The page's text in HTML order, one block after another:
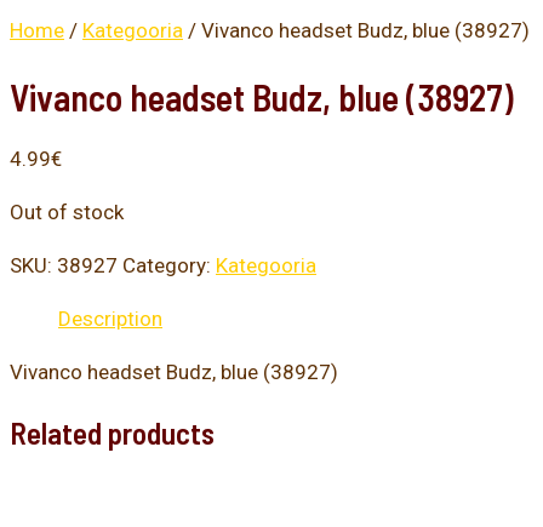
Home / Kategooria / Vivanco headset Budz, blue (38927)
Vivanco headset Budz, blue (38927)
4.99€
Out of stock
SKU: 38927 Category: Kategooria
Description
Vivanco headset Budz, blue (38927)
Related products